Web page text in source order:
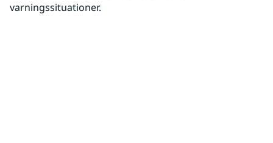
varningssituationer.